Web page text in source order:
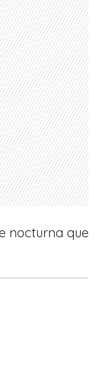
nocturna que